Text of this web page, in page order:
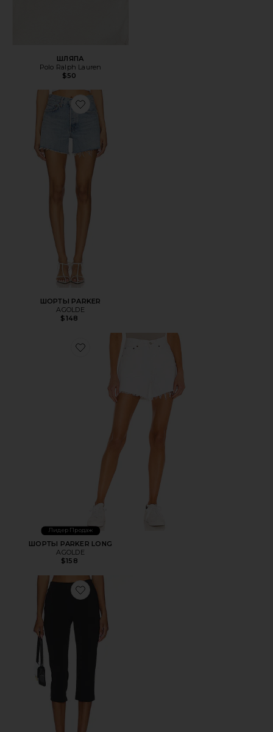
ШЛЯПА
Polo Ralph Lauren
$50
Favorite ШОРТЫ PARKER
ШОРТЫ PARKER
AGOLDE
$148
Favorite ШОРТЫ PARKER LONG
Лидер Продаж
ШОРТЫ PARKER LONG
AGOLDE
$158
Favorite КАПРИ